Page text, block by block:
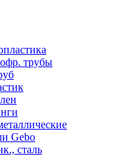
трубы
Gebo
сталь